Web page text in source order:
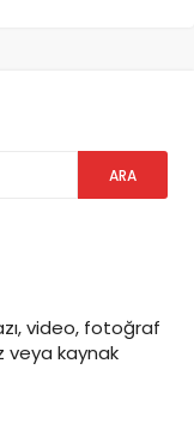
video, fotoğraf
veya kaynak